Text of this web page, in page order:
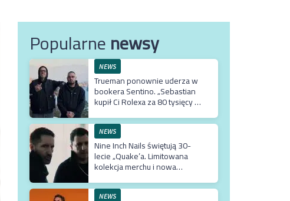
Popularnenewsy
NEWS
Trueman ponownie uderza w
bookera Sentino. „Sebastian
kupił Ci Rolexa za 80 tysięcy w
krzywe umowy”
NEWS
Nine Inch Nails świętują 30-
lecie „Quake’a. Limitowana
kolekcja merchu i nowa
NEWS